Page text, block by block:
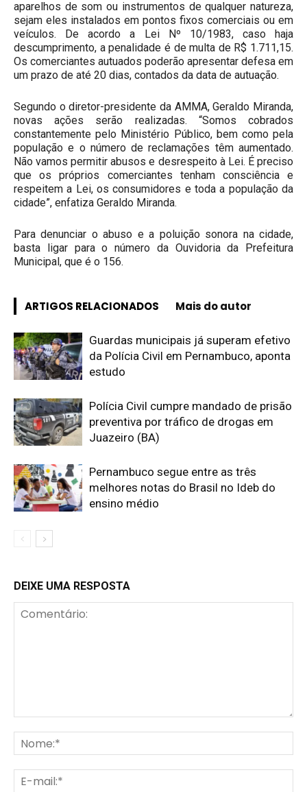
aparelhos de som ou instrumentos de qualquer natureza,
sejam eles instalados em pontos fixos comerciais ou em
veículos. De acordo a Lei Nº 10/1983, caso haja
descumprimento, a penalidade é de multa de R$ 1.711,15.
Os comerciantes autuados poderão apresentar defesa em
um prazo de até 20 dias, contados da data de autuação.
Segundo o diretor-presidente da AMMA, Geraldo Miranda,
novas ações serão realizadas. “Somos cobrados
constantemente pelo Ministério Público, bem como pela
população e o número de reclamações têm aumentado.
Não vamos permitir abusos e desrespeito à Lei. É preciso
que os próprios comerciantes tenham consciência e
respeitem a Lei, os consumidores e toda a população da
cidade”, enfatiza Geraldo Miranda.
Para denunciar o abuso e a poluição sonora na cidade,
basta ligar para o número da Ouvidoria da Prefeitura
Municipal, que é o 156.
ARTIGOS RELACIONADOS Mais do autor
Guardas municipais já superam efetivo
da Polícia Civil em Pernambuco, aponta
estudo
Polícia Civil cumpre mandado de prisão
preventiva por tráfico de drogas em
Juazeiro (BA)
Pernambuco segue entre as três
melhores notas do Brasil no Ideb do
ensino médio
DEIXE UMA RESPOSTA